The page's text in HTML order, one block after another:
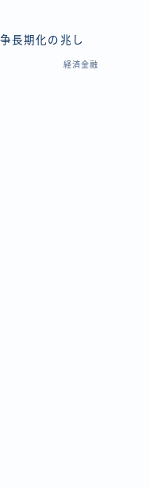
長期化の兆し
経済金融